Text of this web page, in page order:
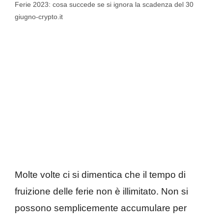
Ferie 2023: cosa succede se si ignora la scadenza del 30
giugno-crypto.it
Molte volte ci si dimentica che il tempo di
fruizione delle ferie non è illimitato. Non si
possono semplicemente accumulare per